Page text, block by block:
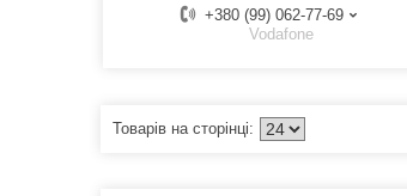
+380 (99) 062-77-69
Vodafone